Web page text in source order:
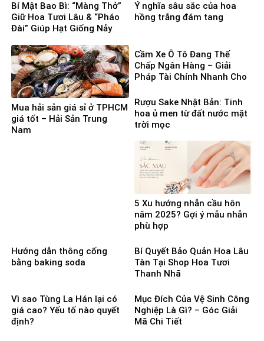
Bí Mật Bao Bì: “Màng Thở”
Giữ Hoa Tươi Lâu & “Pháo
Đài” Giúp Hạt Giống Nảy
Ý nghĩa sâu sắc của hoa
hồng trắng đám tang
Mua hải sản giá sỉ ở TPHCM
giá tốt – Hải Sản Trung
Nam
Cầm Xe Ô Tô Đang Thế
Chấp Ngân Hàng – Giải
Pháp Tài Chính Nhanh Cho
Rượu Sake Nhật Bản: Tinh
hoa ủ men từ đất nước mặt
trời mọc
5 Xu hướng nhẫn cầu hôn
năm 2025? Gợi ý mẫu nhẫn
phù hợp
Hướng dẫn thông cống
bằng baking soda
Bí Quyết Bảo Quản Hoa Lâu
Tàn Tại Shop Hoa Tươi
Thanh Nhã
Vì sao Tùng La Hán lại có
giá cao? Yếu tố nào quyết
định?
Mục Đích Của Vệ Sinh Công
Nghiệp Là Gì? – Góc Giải
Mã Chi Tiết